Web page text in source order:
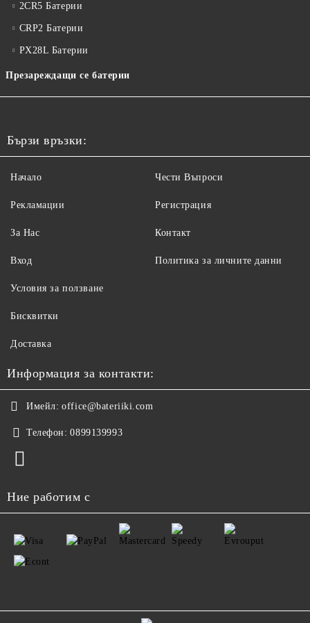
2CR5 Батерии
CRP2 Батерии
PX28L Батерии
Презареждащи се батерии
Бързи връзки:
Начало
Рекламации
За Нас
Вход
Чести Въпроси
Регистрация
Контакт
Политика за личните данни
Условия за ползване
Бисквитки
Доставка
Информация за контакти:
Имейл: office@bateriiki.com
Телефон: 0899139993
Ние работим с